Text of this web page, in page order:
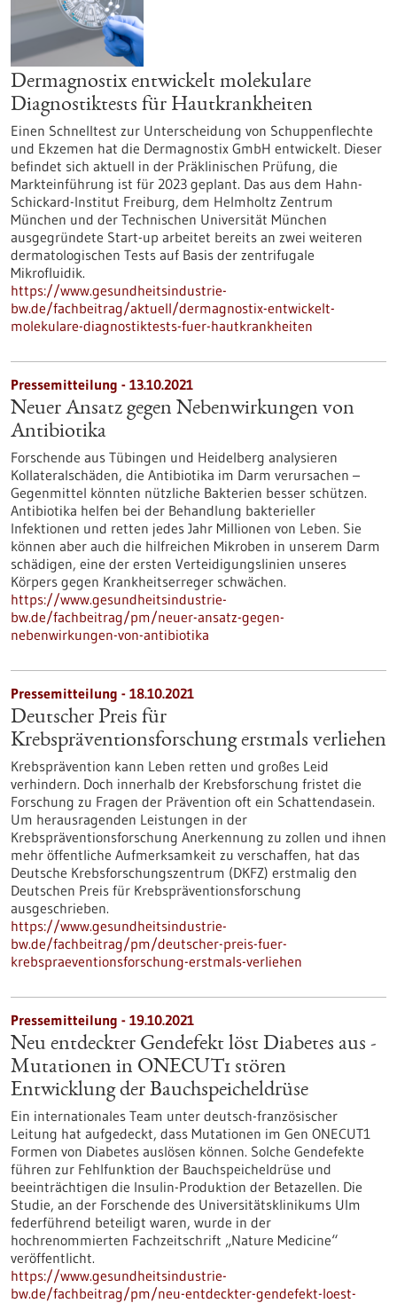
Dermagnostix entwickelt molekulare
Diagnostiktests für Hautkrankheiten
Einen Schnelltest zur Unterscheidung von Schuppenflechte
und Ekzemen hat die Dermagnostix GmbH entwickelt. Dieser
befindet sich aktuell in der Präklinischen Prüfung, die
Markteinführung ist für 2023 geplant. Das aus dem Hahn-
Schickard-Institut Freiburg, dem Helmholtz Zentrum
München und der Technischen Universität München
ausgegründete Start-up arbeitet bereits an zwei weiteren
dermatologischen Tests auf Basis der zentrifugale
Mikrofluidik.
https://www.gesundheitsindustrie-
bw.de/fachbeitrag/aktuell/dermagnostix-entwickelt-
molekulare-diagnostiktests-fuer-hautkrankheiten
Pressemitteilung - 13.10.2021
Neuer Ansatz gegen Nebenwirkungen von
Antibiotika
Forschende aus Tübingen und Heidelberg analysieren
Kollateralschäden, die Antibiotika im Darm verursachen –
Gegenmittel könnten nützliche Bakterien besser schützen.
Antibiotika helfen bei der Behandlung bakterieller
Infektionen und retten jedes Jahr Millionen von Leben. Sie
können aber auch die hilfreichen Mikroben in unserem Darm
schädigen, eine der ersten Verteidigungslinien unseres
Körpers gegen Krankheitserreger schwächen.
https://www.gesundheitsindustrie-
bw.de/fachbeitrag/pm/neuer-ansatz-gegen-
nebenwirkungen-von-antibiotika
Pressemitteilung - 18.10.2021
Deutscher Preis für
Krebspräventionsforschung erstmals verliehen
Krebsprävention kann Leben retten und großes Leid
verhindern. Doch innerhalb der Krebsforschung fristet die
Forschung zu Fragen der Prävention oft ein Schattendasein.
Um herausragenden Leistungen in der
Krebspräventionsforschung Anerkennung zu zollen und ihnen
mehr öffentliche Aufmerksamkeit zu verschaffen, hat das
Deutsche Krebsforschungszentrum (DKFZ) erstmalig den
Deutschen Preis für Krebspräventionsforschung
ausgeschrieben.
https://www.gesundheitsindustrie-
bw.de/fachbeitrag/pm/deutscher-preis-fuer-
krebspraeventionsforschung-erstmals-verliehen
Pressemitteilung - 19.10.2021
Neu entdeckter Gendefekt löst Diabetes aus -
Mutationen in ONECUT1 stören
Entwicklung der Bauchspeicheldrüse
Ein internationales Team unter deutsch-französischer
Leitung hat aufgedeckt, dass Mutationen im Gen ONECUT1
Formen von Diabetes auslösen können. Solche Gendefekte
führen zur Fehlfunktion der Bauchspeicheldrüse und
beeinträchtigen die Insulin-Produktion der Betazellen. Die
Studie, an der Forschende des Universitätsklinikums Ulm
federführend beteiligt waren, wurde in der
hochrenommierten Fachzeitschrift „Nature Medicine“
veröffentlicht.
https://www.gesundheitsindustrie-
bw.de/fachbeitrag/pm/neu-entdeckter-gendefekt-loest-